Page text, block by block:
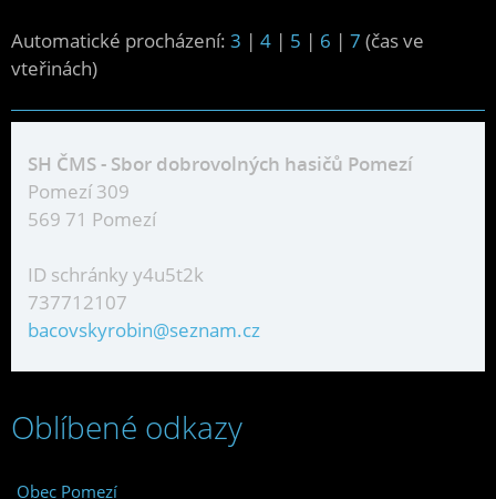
Automatické procházení: 3 | 4 | 5 | 6 | 7 (čas ve
vteřinách)
SH ČMS - Sbor dobrovolných hasičů Pomezí
Pomezí 309
569 71 Pomezí
ID schránky y4u5t2k
737712107
bacovskyrobin@seznam.cz
Oblíbené odkazy
Obec Pomezí